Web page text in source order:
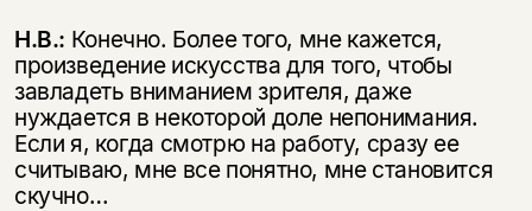
Н.В.: Конечно. Более того, мне кажется,
произведение искусства для того, чтобы
завладеть вниманием зрителя, даже
нуждается в некоторой доле непонимания.
Если я, когда смотрю на работу, сразу ее
считываю, мне все понятно, мне становится
скучно…